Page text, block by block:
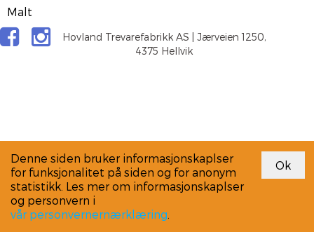
Malt
Hovland Trevarefabrikk AS | Jærveien 1250,
4375 Hellvik
Denne siden bruker informasjonskaplser
for funksjonalitet på siden og for anonym
statistikk. Les mer om informasjonskaplser
og personvern i
vår personvernernærklæring